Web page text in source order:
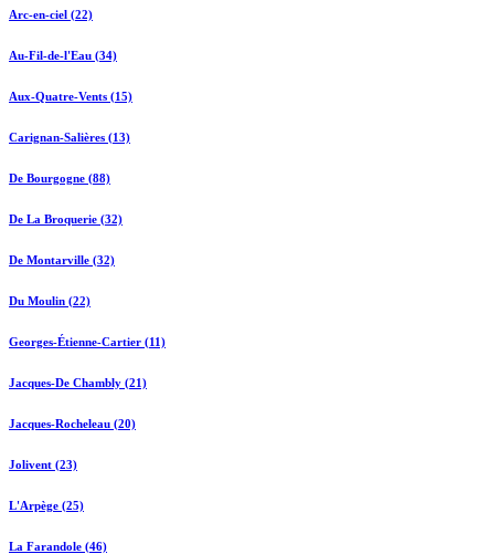
Arc-en-ciel (22)
Au-Fil-de-l'Eau (34)
Aux-Quatre-Vents (15)
Carignan-Salières (13)
De Bourgogne (88)
De La Broquerie (32)
De Montarville (32)
Du Moulin (22)
Georges-Étienne-Cartier (11)
Jacques-De Chambly (21)
Jacques-Rocheleau (20)
Jolivent (23)
L'Arpège (25)
La Farandole (46)